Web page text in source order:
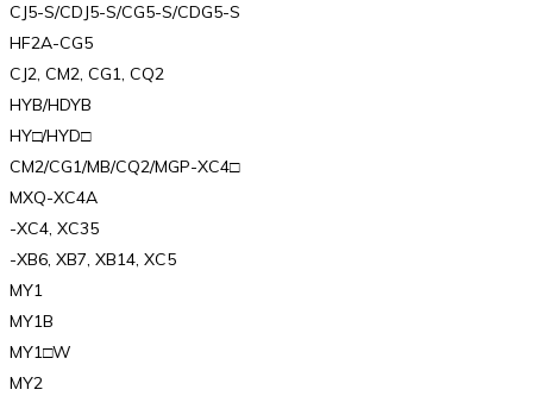
CJ5-S/CDJ5-S/CG5-S/CDG5-S
HF2A-CG5
CJ2, CM2, CG1, CQ2
HYB/HDYB
HY□/HYD□
CM2/CG1/MB/CQ2/MGP-XC4□
MXQ-XC4A
-XC4, XC35
-XB6, XB7, XB14, XC5
MY1
MY1B
MY1□W
MY2